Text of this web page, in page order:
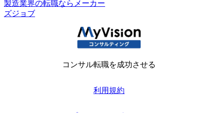
製造業界の転職ならメーカー
ズジョブ
コンサル転職を成功させる
利用規約